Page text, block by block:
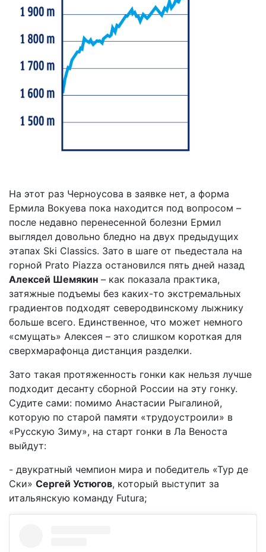
На этот раз Черноусова в заявке нет, а форма
Ермила Вокуева пока находится под вопросом –
после недавно перенесенной болезни Ермил
выглядел довольно бледно на двух предыдущих
этапах Ski Classics. Зато в шаге от пьедестала на
горной Prato Piazza остановился пять дней назад
Алексей Шемякин – как показала практика,
затяжные подъемы без каких-то экстремальных
градиентов подходят северодвинскому лыжнику
больше всего. Единственное, что может немного
«смущать» Алексея – это слишком короткая для
сверхмарафонца дистанция разделки.
Зато такая протяженность гонки как нельзя лучше
подходит десанту сборной России на эту гонку.
Судите сами: помимо Анастасии Рыгалиной,
которую по старой памяти «трудоустроили» в
«Русскую Зиму», на старт гонки в Ла Веноста
выйдут:
- двукратный чемпион мира и победитель «Тур де
Ски» Сергей Устюгов, который выступит за
итальянскую команду Futura;